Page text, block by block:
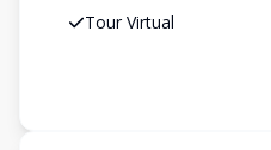
Tour Virtual